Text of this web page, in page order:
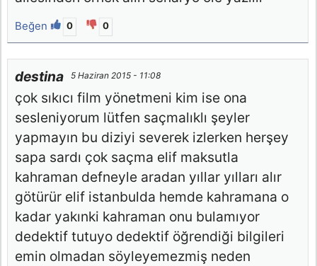
Beğen 0 0
destina 5 Haziran 2015 - 11:08
çok sıkıcı film yönetmeni kim ise ona
sesleniyorum lütfen saçmalıklı şeyler
yapmayın bu diziyi severek izlerken herşey
sapa sardı çok saçma elif maksutla
kahraman defneyle aradan yıllar yılları alır
götürür elif istanbulda hemde kahramana o
kadar yakınki kahraman onu bulamıyor
dedektif tutuyo dedektif öğrendiği bilgileri
emin olmadan söyleyemezmiş neden